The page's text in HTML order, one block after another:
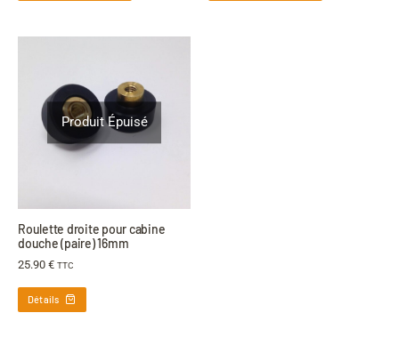
Produit Épuisé
Roulette droite pour cabine
douche (paire) 16mm
25.90 € TTC
Détails